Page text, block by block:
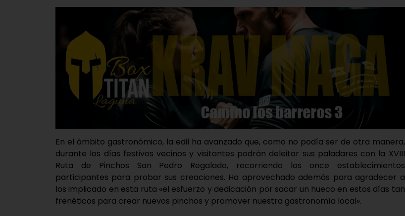
En el ámbito gastronómico, la edil ha avanzado que, como no podía ser de otra manera,
durante los días festivos vecinos y visitantes podrán deleitar sus paladares con la XVIII
Ruta de Pinchos San Pedro Regalado, recorriendo los once establecimientos
participantes para probar sus creaciones. Ha aprovechado además para agradecer a
los implicado en esta ruta «el esfuerzo y dedicación por sacar un hueco en estos días tan
frenéticos para crear nuevos pinchos y promover nuestra gastronomía local».